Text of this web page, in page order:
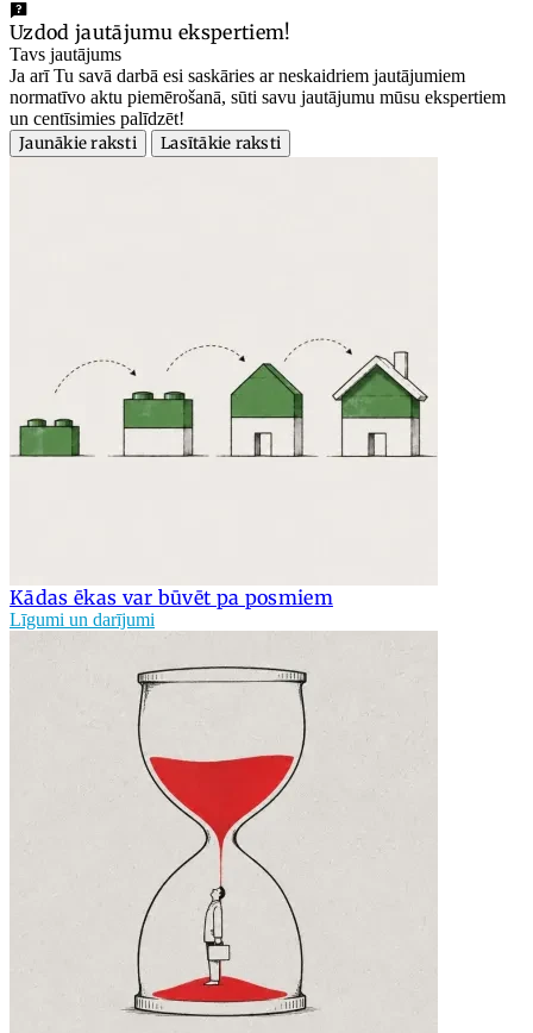
Uzdod jautājumu ekspertiem!
Tavs jautājums
Ja arī Tu savā darbā esi saskāries ar neskaidriem jautājumiem
normatīvo aktu piemērošanā, sūti savu jautājumu mūsu ekspertiem
un centīsimies palīdzēt!
Jaunākie raksti
Lasītākie raksti
Kādas ēkas var būvēt pa posmiem
Līgumi un darījumi